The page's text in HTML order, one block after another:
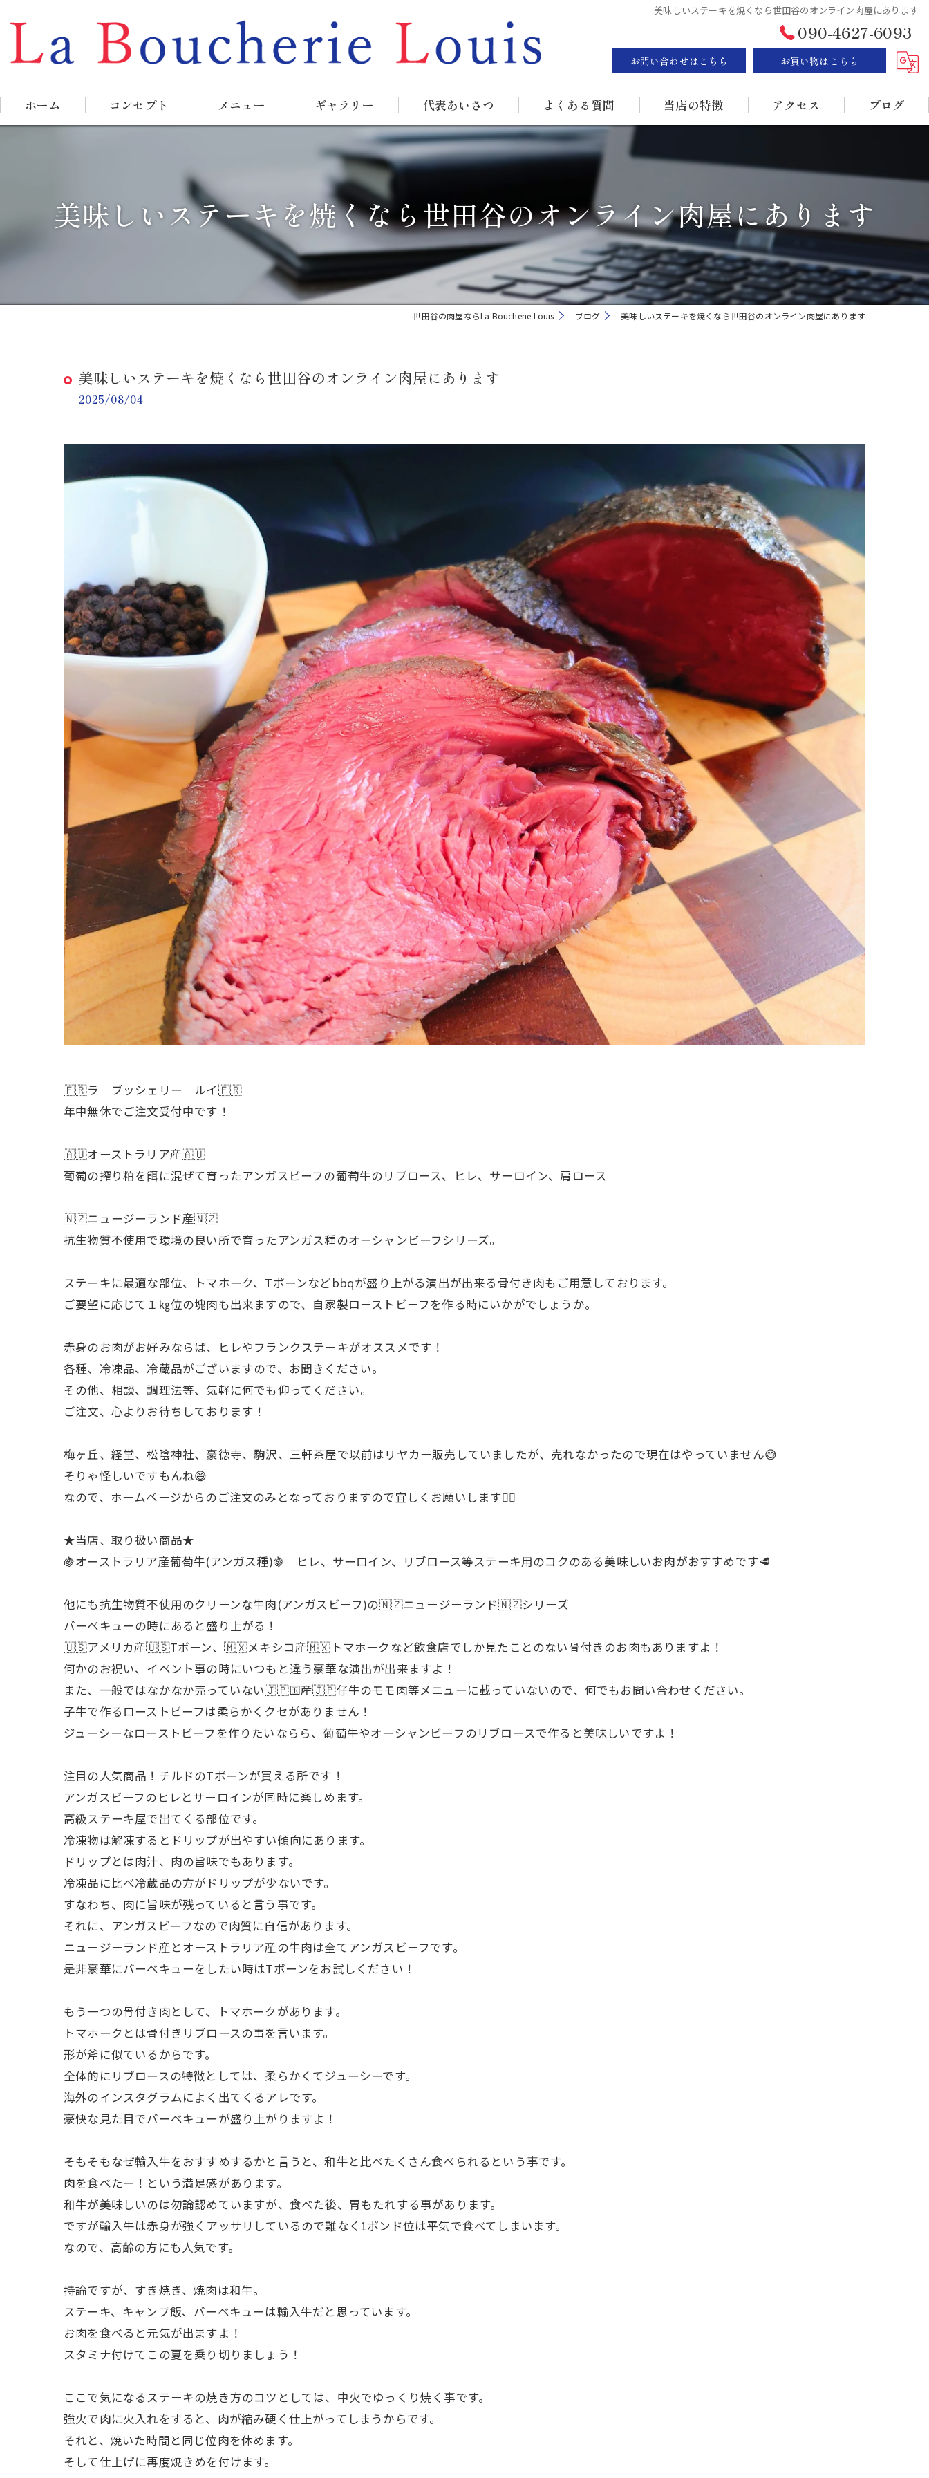
美味しいステーキを焼くなら世田谷のオンライン肉屋にあります
090-4627-6093
お問い合わせはこちら お買い物はこちら
ホーム コンセプト メニュー ギャラリー 代表あいさつ よくある質問 当店の特徴
ステーキ
販売
持ち帰り
アクセス ブログ
美味しいステーキを焼くなら世田谷のオンライン肉屋にあります
世田谷の肉屋ならLa Boucherie Louis ブログ 美味しいステーキを焼くなら世田谷のオンライン肉屋にあります
美味しいステーキを焼くなら世田谷のオンライン肉屋にあります
2025/08/04
🇫🇷ラ ブッシェリー ルイ🇫🇷
年中無休でご注文受付中です！
🇦🇺オーストラリア産🇦🇺
葡萄の搾り粕を餌に混ぜて育ったアンガスビーフの葡萄牛のリブロース、ヒレ、サーロイン、肩ロース
🇳🇿ニュージーランド産🇳🇿
抗生物質不使用で環境の良い所で育ったアンガス種のオーシャンビーフシリーズ。
ステーキに最適な部位、トマホーク、Tボーンなどbbqが盛り上がる演出が出来る骨付き肉もご用意しております。
ご要望に応じて１㎏位の塊肉も出来ますので、自家製ローストビーフを作る時にいかがでしょうか。
赤身のお肉がお好みならば、ヒレやフランクステーキがオススメです！
各種、冷凍品、冷蔵品がございますので、お聞きください。
その他、相談、調理法等、気軽に何でも仰ってください。
ご注文、心よりお待ちしております！
梅ヶ丘、経堂、松陰神社、豪徳寺、駒沢、三軒茶屋で以前はリヤカー販売していましたが、売れなかったので現在はやっていません😅
そりゃ怪しいですもんね😅
なので、ホームページからのご注文のみとなっておりますので宜しくお願いします🙇‍♂
★当店、取り扱い商品★
🍇オーストラリア産葡萄牛(アンガス種)🍇 ヒレ、サーロイン、リブロース等ステーキ用のコクのある美味しいお肉がおすすめです🥩
他にも抗生物質不使用のクリーンな牛肉(アンガスビーフ)の🇳🇿ニュージーランド🇳🇿シリーズ
バーベキューの時にあると盛り上がる！
🇺🇸アメリカ産🇺🇸Tボーン、🇲🇽メキシコ産🇲🇽トマホークなど飲食店でしか見たことのない骨付きのお肉もありますよ！
何かのお祝い、イベント事の時にいつもと違う豪華な演出が出来ますよ！
また、一般ではなかなか売っていない🇯🇵国産🇯🇵仔牛のモモ肉等メニューに載っていないので、何でもお問い合わせください。
子牛で作るローストビーフは柔らかくクセがありません！
ジューシーなローストビーフを作りたいならら、葡萄牛やオーシャンビーフのリブロースで作ると美味しいですよ！
注目の人気商品！チルドのTボーンが買える所です！
アンガスビーフのヒレとサーロインが同時に楽しめます。
高級ステーキ屋で出てくる部位です。
冷凍物は解凍するとドリップが出やすい傾向にあります。
ドリップとは肉汁、肉の旨味でもあります。
冷凍品に比べ冷蔵品の方がドリップが少ないです。
すなわち、肉に旨味が残っていると言う事です。
それに、アンガスビーフなので肉質に自信があります。
ニュージーランド産とオーストラリア産の牛肉は全てアンガスビーフです。
是非豪華にバーベキューをしたい時はTボーンをお試しください！
もう一つの骨付き肉として、トマホークがあります。
トマホークとは骨付きリブロースの事を言います。
形が斧に似ているからです。
全体的にリブロースの特徴としては、柔らかくてジューシーです。
海外のインスタグラムによく出てくるアレです。
豪快な見た目でバーベキューが盛り上がりますよ！
そもそもなぜ輸入牛をおすすめするかと言うと、和牛と比べたくさん食べられるという事です。
肉を食べたー！という満足感があります。
和牛が美味しいのは勿論認めていますが、食べた後、胃もたれする事があります。
ですが輸入牛は赤身が強くアッサリしているので難なく1ポンド位は平気で食べてしまいます。
なので、高齢の方にも人気です。
持論ですが、すき焼き、焼肉は和牛。
ステーキ、キャンプ飯、バーベキューは輸入牛だと思っています。
お肉を食べると元気が出ますよ！
スタミナ付けてこの夏を乗り切りましょう！
ここで気になるステーキの焼き方のコツとしては、中火でゆっくり焼く事です。
強火で肉に火入れをすると、肉が縮み硬く仕上がってしまうからです。
それと、焼いた時間と同じ位肉を休めます。
そして仕上げに再度焼きめを付けます。